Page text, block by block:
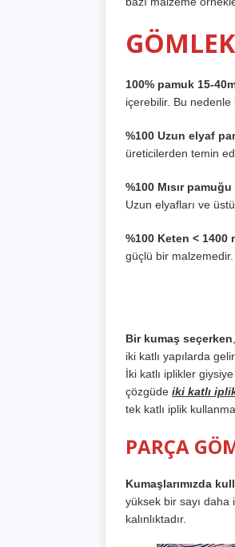
100% pamuk 15-
içerebilir. Bu nedenle
%100 Uzun elyaf
üreticilerden temin
%100 Mısır pamuğu
Uzun elyafları ve
%100 Keten < 1400
güçlü bir malzemedir.
Bir kumaş seçerken
iki katlı yapılarda
İki katlı iplikler
çözgüde iki katlı
tek katlı iplik
PARÇA
Kumaşlarımızda
yüksek bir sayı daha
kalınlıktadır.